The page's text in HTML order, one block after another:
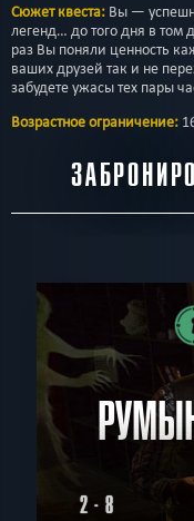
Сюжет квеста: Вы —
легенд… до того дня в том
раз Вы поняли ценность
ваших друзей так и не
забудете ужасы тех пары
Возрастное ограничение:
2 - 8